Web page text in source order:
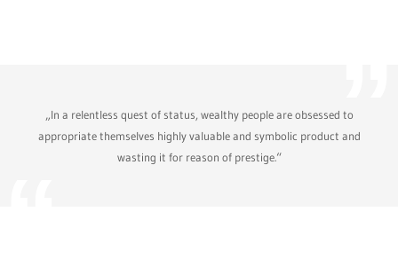
„In a relentless quest of status, wealthy people are obsessed to
appropriate themselves highly valuable and symbolic product and
wasting it for reason of prestige.“